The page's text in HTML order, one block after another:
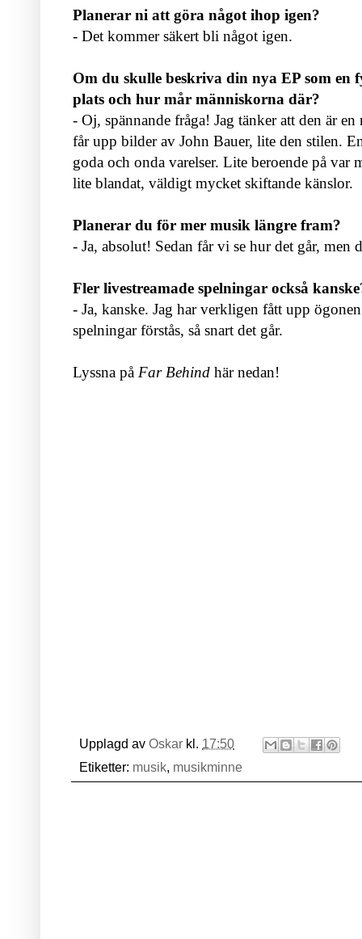
Planerar ni att göra något ihop igen?
- Det kommer säkert bli något igen.
Om du skulle beskriva din nya EP som en
plats och hur mår människorna där?
- Oj, spännande fråga! Jag tänker att den är
får upp bilder av John Bauer, lite den stilen.
goda och onda varelser. Lite beroende på var
lite blandat, väldigt mycket skiftande känslor.
Planerar du för mer musik längre fram?
- Ja, absolut! Sedan får vi se hur det går,
Fler livestreamade spelningar också
- Ja, kanske. Jag har verkligen fått upp
spelningar förstås, så snart det går.
Lyssna på Far Behind här nedan!
Upplagd av Oskar kl. 17:50
Etiketter: musik, musikminne